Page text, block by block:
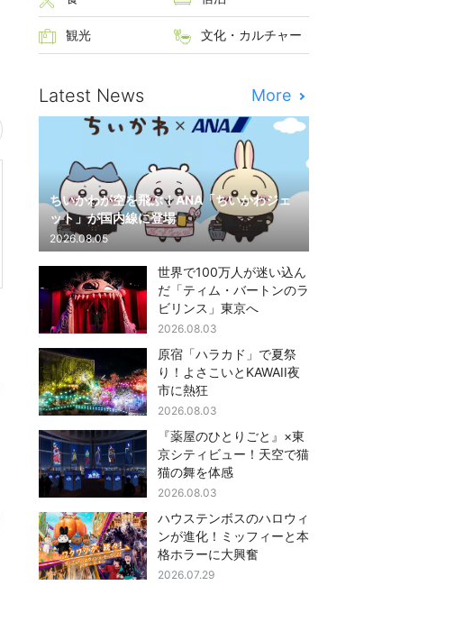
観光 文化・カルチャー
Latest News More
ちいかわが空を飛ぶ！ANA「ちいかわジェ
ット」が国内線に登場
2026.08.05
世界で100万人が迷い込ん
だ「ティム・バートンのラ
ビリンス」東京へ
2026.08.03
原宿「ハラカド」で夏祭
り！よさこいとKAWAII夜
市に熱狂
2026.08.03
『薬屋のひとりごと』×東
京シティビュー！天空で猫
猫の舞を体感
2026.08.03
ハウステンボスのハロウィ
ンが進化！ミッフィーと本
格ホラーに大興奮
2026.07.29